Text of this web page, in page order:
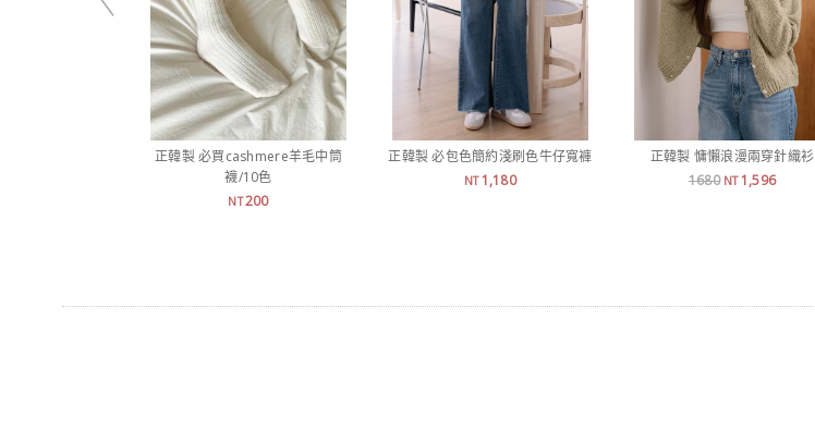
正韓製 必買cashmere羊毛中筒
襪/10色
NT200
正韓製 必包色簡約淺刷色牛仔寬褲
NT1,180
正韓製 慵懶浪漫兩穿針織衫
1680 NT1,596